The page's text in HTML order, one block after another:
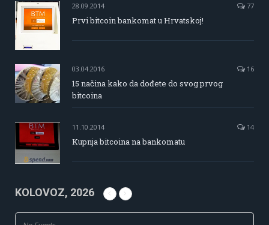
28.09.2014 77
Prvi bitcoin bankomat u Hrvatskoj!
03.04.2016 16
15 načina kako da dođete do svog prvog
bitcoina
11.10.2014 14
Kupnja bitcoina na bankomatu
KOLOVOZ, 2026